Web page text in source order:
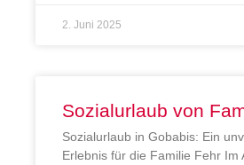
2. Juni 2025
Sozialurlaub von
Sozialurlaub in Gobabis: Ein
Erlebnis für die Familie Fehr Im